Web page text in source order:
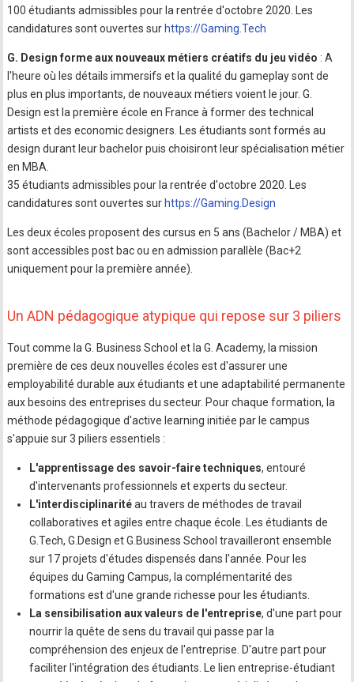
100 étudiants admissibles pour la rentrée d'octobre 2020. Les
candidatures sont ouvertes sur https://Gaming.Tech
G. Design forme aux nouveaux métiers créatifs du jeu vidéo : A
l'heure où les détails immersifs et la qualité du gameplay sont de
plus en plus importants, de nouveaux métiers voient le jour. G.
Design est la première école en France à former des technical
artists et des economic designers. Les étudiants sont formés au
design durant leur bachelor puis choisiront leur spécialisation métier
en MBA.
35 étudiants admissibles pour la rentrée d'octobre 2020. Les
candidatures sont ouvertes sur https://Gaming.Design
Les deux écoles proposent des cursus en 5 ans (Bachelor / MBA) et
sont accessibles post bac ou en admission parallèle (Bac+2
uniquement pour la première année).
Un ADN pédagogique atypique qui repose sur 3 piliers
Tout comme la G. Business School et la G. Academy, la mission
première de ces deux nouvelles écoles est d'assurer une
employabilité durable aux étudiants et une adaptabilité permanente
aux besoins des entreprises du secteur. Pour chaque formation, la
méthode pédagogique d'active learning initiée par le campus
s'appuie sur 3 piliers essentiels :
L'apprentissage des savoir-faire techniques, entouré
d'intervenants professionnels et experts du secteur.
L'interdisciplinaritéau travers de méthodes de travail
collaboratives et agiles entre chaque école. Les étudiants de
G.Tech, G.Design et G.Business School travailleront ensemble
sur 17 projets d'études dispensés dans l'année. Pour les
équipes du Gaming Campus, la complémentarité des
formations est d'une grande richesse pour les étudiants.
La sensibilisation aux valeurs de l'entreprise, d'une part pour
nourrir la quête de sens du travail qui passe par la
compréhension des enjeux de l'entreprise. D'autre part pour
faciliter l'intégration des étudiants. Le lien entreprise-étudiant